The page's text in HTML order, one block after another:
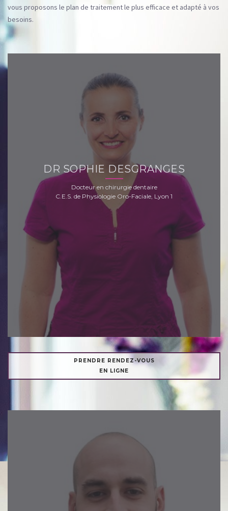
vous proposons le plan de traitement le plus efficace et adapté à vos
besoins.
DR SOPHIE DESGRANGES
Docteur en chirurgie dentaire
C.E.S. de Physiologie Oro-Faciale, Lyon 1
PRENDRE RENDEZ-VOUS
EN LIGNE